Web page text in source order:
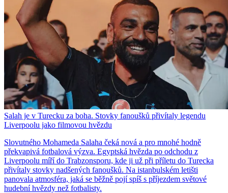
Salah je v Turecku za boha. Stovky fanoušků přivítaly legendu
Liverpoolu jako filmovou hvězdu
Slovutného Mohameda Salaha čeká nová a pro mnohé hodně
překvapivá fotbalová výzva. Egyptská hvězda po odchodu z
Liverpoolu míří do Trabzonsporu, kde ji už při příletu do Turecka
přivítaly stovky nadšených fanoušků. Na istanbulském letišti
panovala atmosféra, jaká se běžně pojí spíš s příjezdem světové
hudební hvězdy než fotbalisty.